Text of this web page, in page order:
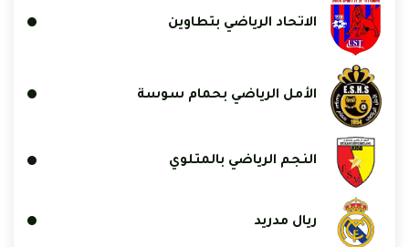
الاتحاد الرياضي بتطاوين
الأمل الرياضي بحمام سوسة
النجم الرياضي بالمتلوي
ريال مدريد